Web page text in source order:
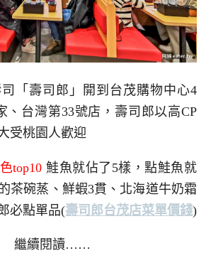
「壽司郎」開到台茂購物中心4
、台灣第33號店，壽司郎以高CP
受桃園人歡迎
top10 鮭魚就佔了5樣，點鮭魚就
茶碗蒸、鮮蝦3貫、北海道牛奶霜
必點單品(壽司郎台茂店菜單價錢)
繼續閱讀……